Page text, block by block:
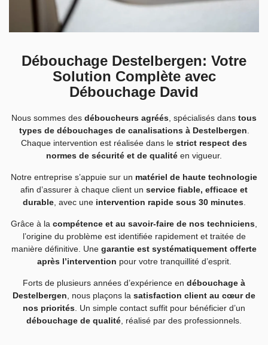
Débouchage Destelbergen: Votre
Solution Complète avec
Débouchage David
Nous sommes des déboucheurs agréés , spécialisés dans tous
types de débouchages de canalisations à Destelbergen
Chaque intervention est réalisée dans le strict respect des
normes de sécurité et de qualité en vigueur.
Notre entreprise s’appuie sur un matériel de haute technologie
afin d’assurer à chaque client un service fiable, efficace et
durable, avec une intervention rapide sous 30 minutes.
Grâce à la compétence et au savoir-faire de nos techniciens
l’origine du problème est identifiée rapidement et traitée de
manière définitive. Une garantie est systématiquement offerte
après l’intervention pour votre tranquillité d’esprit.
Forts de plusieurs années d’expérience en débouchage à
Destelbergen , nous plaçons la satisfaction client au cœur de
nos priorités . Un simple contact suffit pour bénéficier d’un
débouchage de qualité , réalisé par des professionnels.